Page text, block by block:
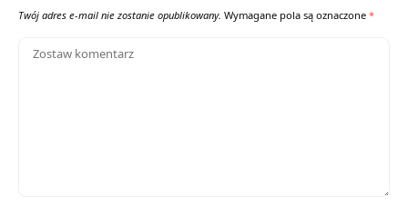
Twój adres e-mail nie zostanie opublikowany. Wymagane pola są oznaczone *